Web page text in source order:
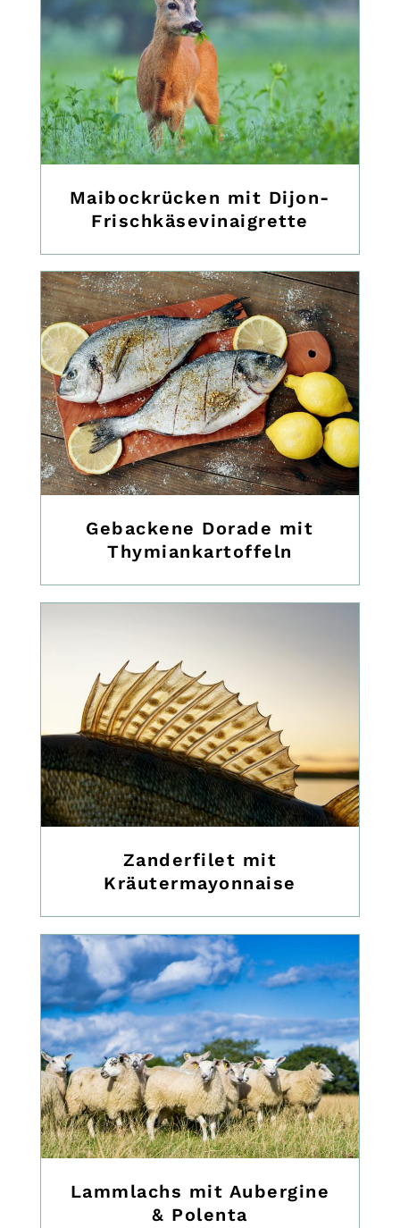
Maibockrücken mit Dijon-
Frischkäsevinaigrette
Gebackene Dorade mit
Thymiankartoffeln
Zanderfilet mit
Kräutermayonnaise
Lammlachs mit Aubergine
& Polenta